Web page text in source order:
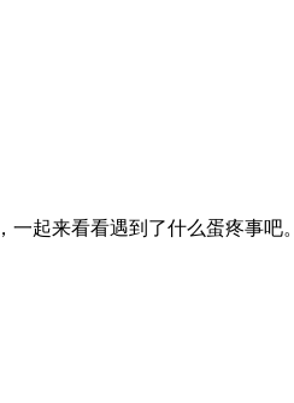
一起来看看遇到了什么蛋疼事吧。